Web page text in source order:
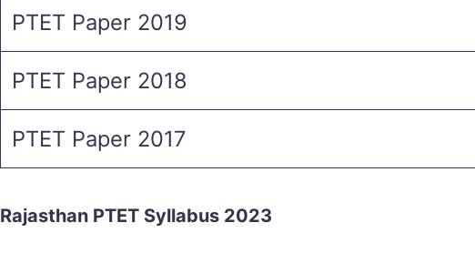
PTET Paper 2019
PTET Paper 2018
PTET Paper 2017
Rajasthan PTET Syllabus 2023